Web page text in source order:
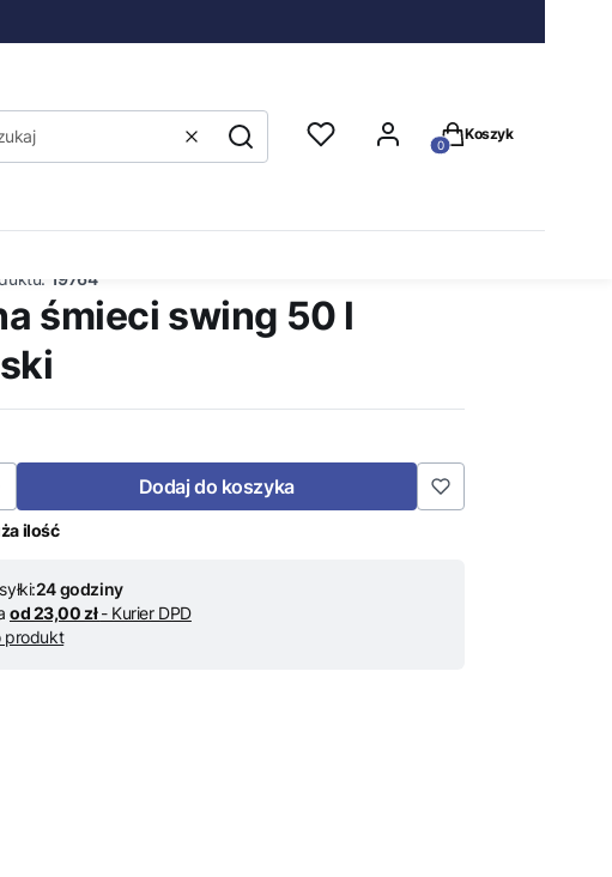
WyczyśćSzukaj
Produkty w
Koszyk
19764
śmieci swing 50 l
Dodaj do koszyka
ilość
24 godziny
od 23,00 zł- Kurier DPD
produkt